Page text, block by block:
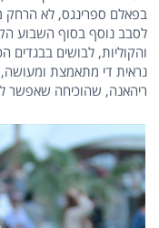
בפאלם ספרינגס, לא הרחק
לסבב נוסף בסוף השבוע
והקוליות, לבושים בבגדים
נראית די מתאמצת
ריהאנה, שהוכיחה שאפשר